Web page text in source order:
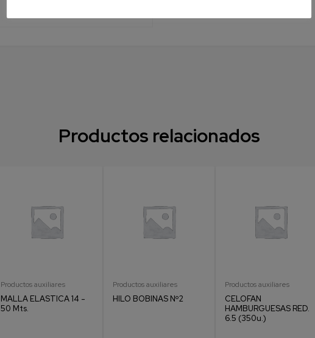
Productos relacionados
Productos auxiliares
MALLA ELASTICA 14 -
50 Mts.
Productos auxiliares
HILO BOBINAS Nº2
Productos auxiliares
CELOFAN
HAMBURGUESAS RED.
6.5 (350u.)